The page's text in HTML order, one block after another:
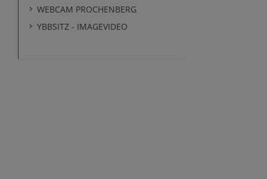
WEBCAM PROCHENBERG
YBBSITZ - IMAGEVIDEO